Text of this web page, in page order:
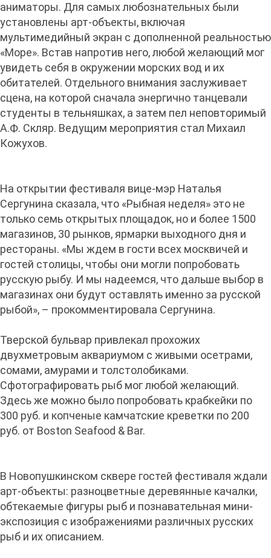
аниматоры. Для самых любознательных были
установлены арт-объекты, включая
мультимедийный экран с дополненной реальностью
«Море». Встав напротив него, любой желающий мог
увидеть себя в окружении морских вод и их
обитателей. Отдельного внимания заслуживает
сцена, на которой сначала энергично танцевали
студенты в тельняшках, а затем пел неповторимый
А.Ф. Скляр. Ведущим мероприятия стал Михаил
Кожухов.
На открытии фестиваля вице-мэр Наталья
Сергунина сказала, что «Рыбная неделя» это не
только семь открытых площадок, но и более 1500
магазинов, 30 рынков, ярмарки выходного дня и
рестораны. «Мы ждем в гости всех москвичей и
гостей столицы, чтобы они могли попробовать
русскую рыбу. И мы надеемся, что дальше выбор в
магазинах они будут оставлять именно за русской
рыбой», – прокомментировала Сергунина.
Тверской бульвар привлекал прохожих
двухметровым аквариумом с живыми осетрами,
сомами, амурами и толстолобиками.
Сфотографировать рыб мог любой желающий.
Здесь же можно было попробовать крабкейки по
300 руб. и копченые камчатские креветки по 200
руб. от Boston Seafood & Bar.
В Новопушкинском сквере гостей фестиваля ждали
арт-объекты: разноцветные деревянные качалки,
обтекаемые фигуры рыб и познавательная мини-
экспозиция с изображениями различных русских
рыб и их описанием.